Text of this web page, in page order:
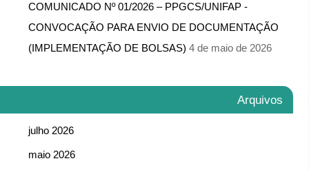
COMUNICADO Nº 01/2026 – PPGCS/UNIFAP -​
CONVOCAÇÃO PARA ENVIO DE DOCUMENTAÇÃO
(IMPLEMENTAÇÃO DE BOLSAS) 4 de maio de 2026
Arquivos
julho 2026
maio 2026